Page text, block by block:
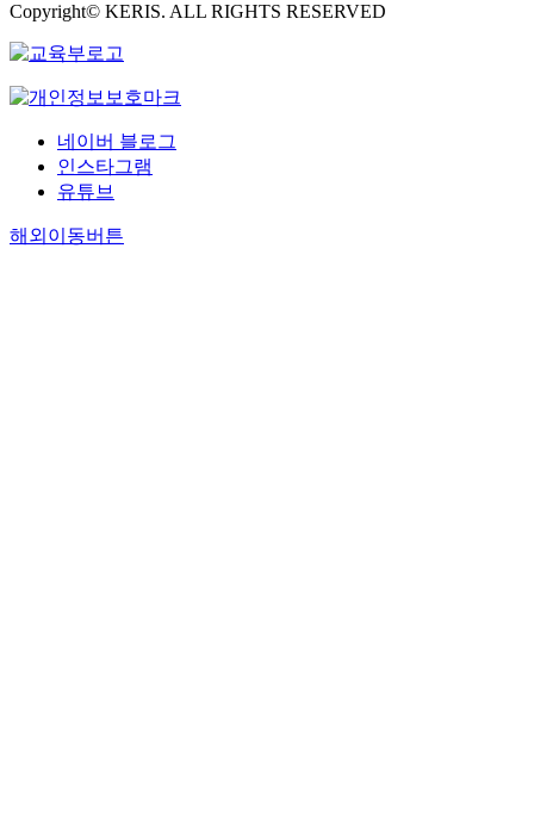
Copyright© KERIS. ALL RIGHTS RESERVED
네이버 블로그
인스타그램
유튜브
해외이동버튼